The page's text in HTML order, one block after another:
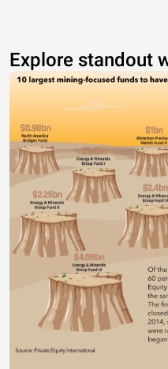
Explore standout